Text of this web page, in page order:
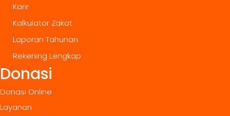
Karir
Kalkulator Zakat
Laporan Tahunan
Rekening Lengkap
Donasi
Donasi Online
Layanan